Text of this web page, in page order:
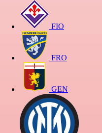
FIO
FRO
GEN